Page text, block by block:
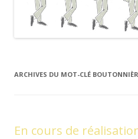
ARCHIVES DU MOT-CLÉ
En cours de